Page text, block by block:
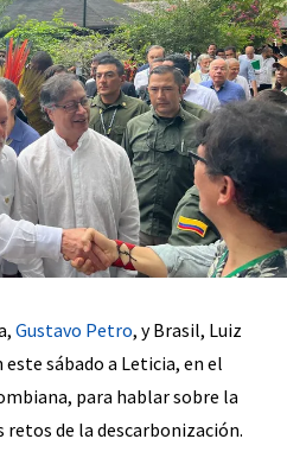
Gustavo Petro, y Brasil, Luiz
sábado a Leticia, en el
para hablar sobre la
retos de la descarbonización.